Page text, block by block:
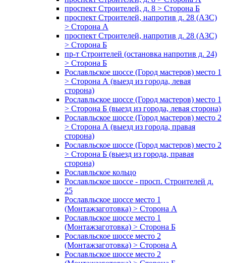
проспект Строителей, д. 8 > Сторона Б
проспект Строителей, напротив д. 28 (АЗС)
> Сторона А
проспект Строителей, напротив д. 28 (АЗС)
> Сторона Б
пр-т Строителей (остановка напротив д. 24)
> Сторона Б
Рославльское шоссе (Город мастеров) место 1
> Сторона А (выезд из города, левая
сторона)
Рославльское шоссе (Город мастеров) место 1
> Сторона Б (выезд из города, левая сторона)
Рославльское шоссе (Город мастеров) место 2
> Сторона А (выезд из города, правая
сторона)
Рославльское шоссе (Город мастеров) место 2
> Сторона Б (выезд из города, правая
сторона)
Рославльское кольцо
Рославльское шоссе - просп. Строителей д.
25
Рославльское шоссе место 1
(Монтажзаготовка) > Сторона А
Рославльское шоссе место 1
(Монтажзаготовка) > Сторона Б
Рославльское шоссе место 2
(Монтажзаготовка) > Сторона А
Рославльское шоссе место 2